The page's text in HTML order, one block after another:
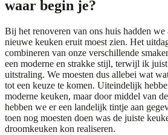
waar begin je?
Bij het renoveren van ons huis hadden we
nieuwe keuken eruit moest zien. Het
combineren van onze verschillende
een moderne en strakke stijl, terwijl ik
uitstraling. We moesten dus allebei wat
tot een keuze te komen. Uiteindelijk
moderne keuken, maar door middel van
hebben we er een landelijk tintje aan
toen nog moesten doen was de juiste
droomkeuken kon realiseren.